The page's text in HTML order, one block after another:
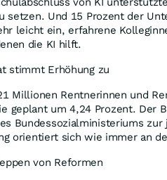
setzen. Und 15 Prozent der
leicht ein, erfahrene
die KI hilft.
stimmt Erhöhung zu
Millionen Rentnerinnen und
geplant um 4,24 Prozent. Der
Bundessozialministeriums zur
orientiert sich wie immer an
von Reformen